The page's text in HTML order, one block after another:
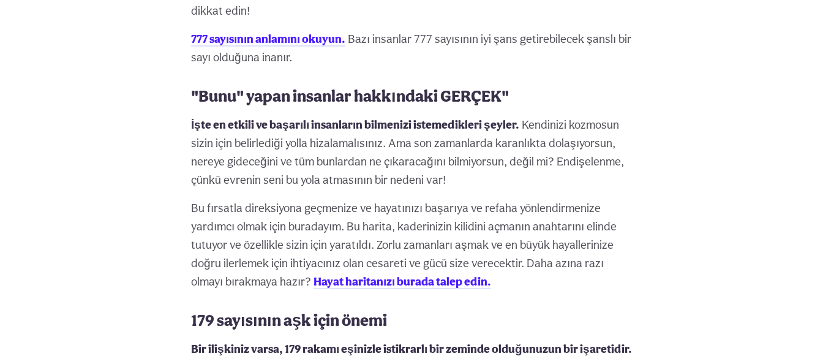
dikkat edin!
777 sayısının anlamını okuyun. Bazı insanlar 777 sayısının iyi şans getirebilecek şanslı bir
sayı olduğuna inanır.
"Bunu" yapan insanlar hakkındaki GERÇEK"
İşte en etkili ve başarılı insanların bilmenizi istemedikleri şeyler. Kendinizi kozmosun
sizin için belirlediği yolla hizalamalısınız. Ama son zamanlarda karanlıkta dolaşıyorsun,
nereye gideceğini ve tüm bunlardan ne çıkaracağını bilmiyorsun, değil mi? Endişelenme,
çünkü evrenin seni bu yola atmasının bir nedeni var!
Bu fırsatla direksiyona geçmenize ve hayatınızı başarıya ve refaha yönlendirmenize
yardımcı olmak için buradayım. Bu harita, kaderinizin kilidini açmanın anahtarını elinde
tutuyor ve özellikle sizin için yaratıldı. Zorlu zamanları aşmak ve en büyük hayallerinize
doğru ilerlemek için ihtiyacınız olan cesareti ve gücü size verecektir. Daha azına razı
olmayı bırakmaya hazır? Hayat haritanızı burada talep edin.
179 sayısının aşk için önemi
Bir ilişkiniz varsa, 179 rakamı eşinizle istikrarlı bir zeminde olduğunuzun bir işaretidir.